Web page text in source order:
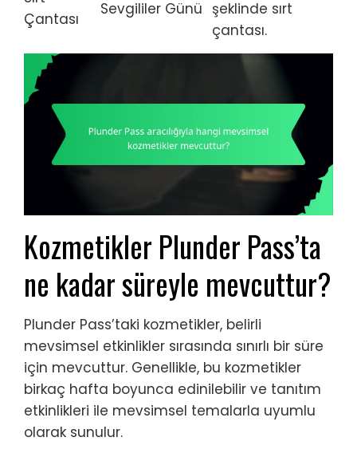
Çantası
Sevgililer Günü şeklinde sırt
çantası.
Kozmetikler Plunder Pass’ta
ne kadar süreyle mevcuttur?
Plunder Pass’taki kozmetikler, belirli
mevsimsel etkinlikler sırasında sınırlı bir süre
için mevcuttur. Genellikle, bu kozmetikler
birkaç hafta boyunca edinilebilir ve tanıtım
etkinlikleri ile mevsimsel temalarla uyumlu
olarak sunulur.